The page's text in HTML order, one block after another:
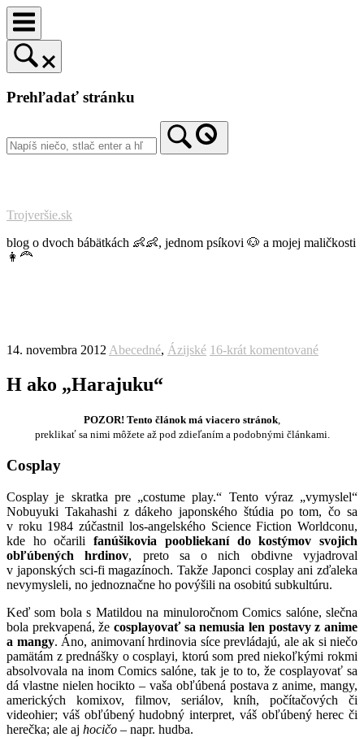
Prejsť
na
obsah
Prehľadať stránku
Trojveršie.sk
blog o dvoch bábätkách 👶👶, jednom psíkovi 🐶 a mojej maličkosti
👩‍🦰
14. novembra 2012Abecedné, Ázijské 16-krát komentované
H ako „Harajuku“
POZOR! Tento článok má viacero stránok,
preklikať sa nimi môžete až pod zdieľaním a podobnými článkami.
Cosplay
Cosplay je skratka pre „costume play.“ Tento výraz „vymyslel“
Nobuyuki Takahashi z dákeho japonského štúdia po tom, čo sa
v roku 1984 zúčastnil los-angelského Science Fiction Worldconu,
kde ho očarilifanúšikovia poobliekaní do kostýmov svojich
obľúbených hrdinov, preto sa o nich obdivne vyjadroval
v japonských sci-fi magazínoch. Takže Japonci cosplay ani zďaleka
nevymysleli, no jednoznačne ho povýšili na osobitú subkultúru.
Keď som bola s Matildou na minuloročnom Comics salóne, slečna
bola prekvapená, že cosplayovať sa nemusia len postavy z anime
a mangy. Áno, animovaní hrdinovia síce prevládajú, ale ak si niečo
pamätám z prednášky o cosplayi, ktorú som pred niekoľkými rokmi
absolvovala na inom Comics salóne, tak je to to, že cosplayovať sa
dá vlastne nielen hocikto – vaša obľúbená postava z anime, mangy,
amerických komixov, filmov, seriálov, kníh, počítačových či
videohier; váš obľúbený hudobný interpret, váš obľúbený herec či
herečka; ale aj hocičo – napr. hudba.